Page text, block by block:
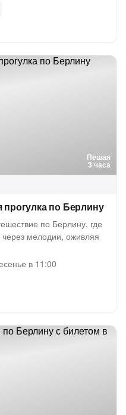
Пешая
3 часа
по Берлину
по Берлину, где
мелодии, оживляя
в 11:00